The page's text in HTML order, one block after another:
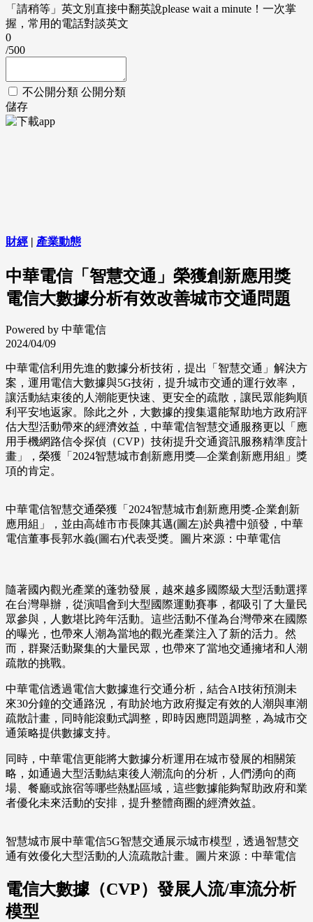
「請稍等」英文別直接中翻英說please wait a minute！一次掌
握，常用的電話對談英文
0
/500
不公開分類 公開分類
儲存
財經 | 產業動態
中華電信「智慧交通」榮獲創新應用獎
電信大數據分析有效改善城市交通問題
Powered by 中華電信
2024/04/09
中華電信利用先進的數據分析技術，提出「智慧交通」解決方
案，運用電信大數據與5G技術，提升城市交通的運行效率，
讓活動結束後的人潮能更快速、更安全的疏散，讓民眾能夠順
利平安地返家。除此之外，大數據的搜集還能幫助地方政府評
估大型活動帶來的經濟效益，中華電信智慧交通服務更以「應
用手機網路信令探偵（CVP）技術提升交通資訊服務精準度計
畫」，榮獲「2024智慧城市創新應用獎—企業創新應用組」獎
項的肯定。
中華電信智慧交通榮獲「2024智慧城市創新應用獎-企業創新
應用組」，並由高雄市市長陳其邁(圖左)於典禮中頒發，中華
電信董事長郭水義(圖右)代表受獎。圖片來源：中華電信
隨著國內觀光產業的蓬勃發展，越來越多國際級大型活動選擇
在台灣舉辦，從演唱會到大型國際運動賽事，都吸引了大量民
眾參與，人數堪比跨年活動。這些活動不僅為台灣帶來在國際
的曝光，也帶來人潮為當地的觀光產業注入了新的活力。然
而，群聚活動聚集的大量民眾，也帶來了當地交通擁堵和人潮
疏散的挑戰。
中華電信透過電信大數據進行交通分析，結合AI技術預測未
來30分鐘的交通路況，有助於地方政府擬定有效的人潮與車潮
疏散計畫，同時能滾動式調整，即時因應問題調整，為城市交
通策略提供數據支持。
同時，中華電信更能將大數據分析運用在城市發展的相關策
略，如通過大型活動結束後人潮流向的分析，人們湧向的商
場、餐廳或旅宿等哪些熱點區域，這些數據能夠幫助政府和業
者優化未來活動的安排，提升整體商圈的經濟效益。
智慧城市展中華電信5G智慧交通展示城市模型，透過智慧交
通有效優化大型活動的人流疏散計畫。圖片來源：中華電信
電信大數據（CVP）發展人流/車流分析
模型